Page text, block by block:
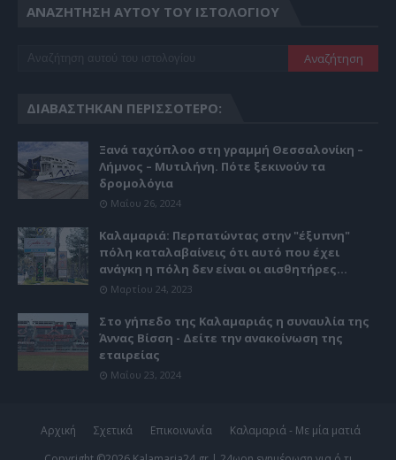
ΑΝΑΖΉΤΗΣΗ ΑΥΤΟΎ ΤΟΥ ΙΣΤΟΛΟΓΊΟΥ
ΔΙΑΒΆΣΤΗΚΑΝ ΠΕΡΙΣΣΌΤΕΡΟ:
Ξανά ταχύπλοο στη γραμμή Θεσσαλονίκη –
Λήμνος – Μυτιλήνη. Πότε ξεκινούν τα
δρομολόγια
Μαΐου 26, 2024
Καλαμαριά: Περπατώντας στην "έξυπνη"
πόλη καταλαβαίνεις ότι αυτό που έχει
ανάγκη η πόλη δεν είναι οι αισθητήρες...
Μαρτίου 24, 2023
Στο γήπεδο της Καλαμαριάς η συναυλία της
Άννας Βίσση - Δείτε την ανακοίνωση της
εταιρείας
Μαΐου 23, 2024
Αρχική Σχετικά Επικοινωνία
Καλαμαριά - Με μία ματιά